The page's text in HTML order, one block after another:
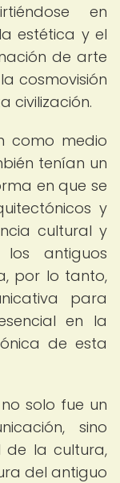
en
estética y el
de arte
cosmovisión
civilización.
como medio
tenían un
en que se
y
cultural y
antiguos
por lo tanto,
para
en la
de esta
solo fue un
sino
de la cultura,
del antiguo